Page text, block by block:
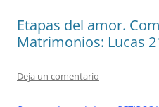
Etapas del amor.
Matrimonios: Lucas
Deja un comentario